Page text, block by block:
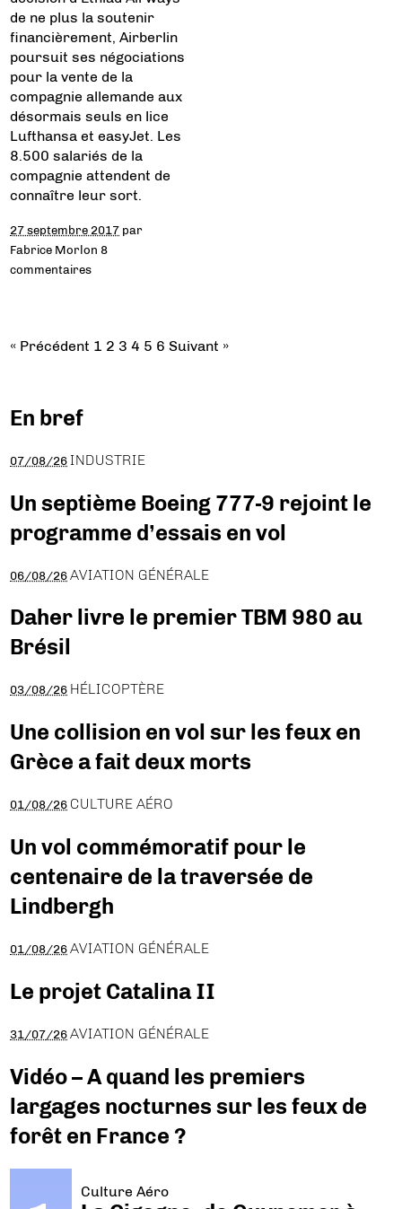
de ne plus la soutenir
financièrement, Airberlin
poursuit ses négociations
pour la vente de la
compagnie allemande aux
désormais seuls en lice
Lufthansa et easyJet. Les
8.500 salariés de la
compagnie attendent de
connaître leur sort.
27 septembre 2017 par
Fabrice Morlon 8
commentaires
« Précédent 1 2 3 4 5 6 Suivant »
En bref
07/08/26 INDUSTRIE
Un septième Boeing 777-9 rejoint le
programme d’essais en vol
06/08/26 AVIATION GÉNÉRALE
Daher livre le premier TBM 980 au
Brésil
03/08/26 HÉLICOPTÈRE
Une collision en vol sur les feux en
Grèce a fait deux morts
01/08/26 CULTURE AÉRO
Un vol commémoratif pour le
centenaire de la traversée de
Lindbergh
01/08/26 AVIATION GÉNÉRALE
Le projet Catalina II
31/07/26 AVIATION GÉNÉRALE
Vidéo – A quand les premiers
largages nocturnes sur les feux de
forêt en France ?
Culture Aéro